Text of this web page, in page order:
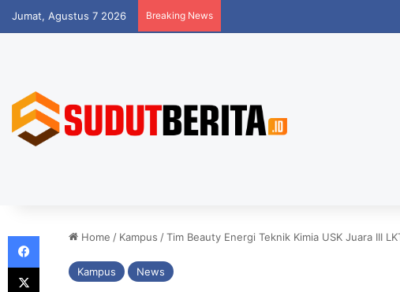
Jumat, Agustus 7 2026 Breaking News
Home / Kampus /Tim Beauty Energi Teknik Kimia USK Juara III
Kampus News
Facebook
X